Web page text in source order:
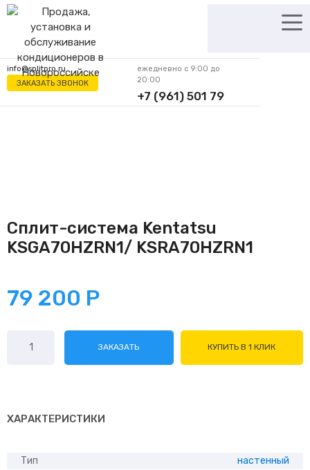
Перейти
содержимому
info@splitpro.ru
ЗАКАЗАТЬ ЗВОНОК
ежедневно с 9:00 до
20:00
+7 (961) 501 79
62
Сплит-система Kentatsu
KSGA70HZRN1/ KSRA70HZRN1
79 200 Р
товара
ЗАКАЗАТЬ КУПИТЬ В 1 КЛИК
ХАРАКТЕРИСТИКИ
Тип
настенный